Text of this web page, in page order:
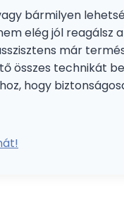
bármilyen
elég jól reagálsz
már
összes technikát
hogy